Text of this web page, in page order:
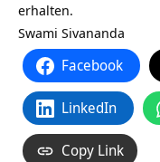
erhalten.
Swami Sivananda
Facebook
LinkedIn
Copy Link